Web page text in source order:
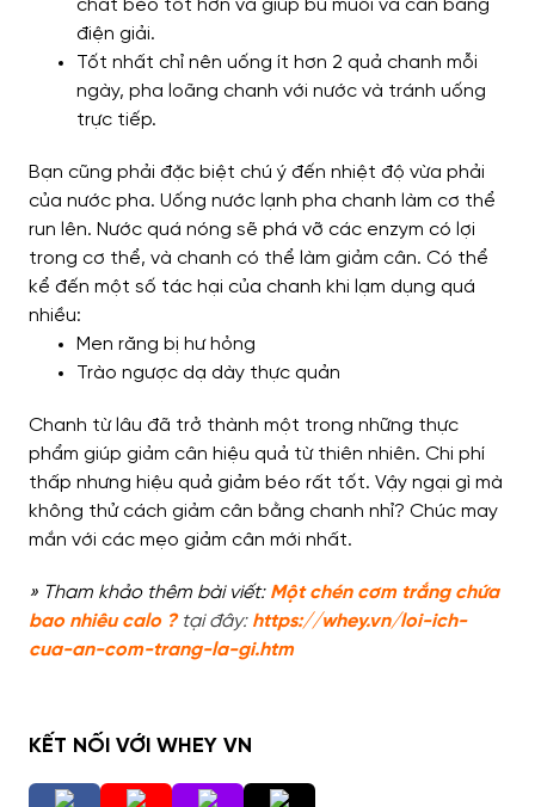
chất béo tốt hơn và giúp bù muối và cân bằng
điện giải.
Tốt nhất chỉ nên uống ít hơn 2 quả chanh mỗi
ngày, pha loãng chanh với nước và tránh uống
trực tiếp.
Bạn cũng phải đặc biệt chú ý đến nhiệt độ vừa phải
của nước pha. Uống nước lạnh pha chanh làm cơ thể
run lên. Nước quá nóng sẽ phá vỡ các enzym có lợi
trong cơ thể, và chanh có thể làm giảm cân. Có thể
kể đến một số tác hại của chanh khi lạm dụng quá
nhiều:
Men răng bị hư hỏng
Trào ngược dạ dày thực quản
Chanh từ lâu đã trở thành một trong những thực
phẩm giúp giảm cân hiệu quả từ thiên nhiên. Chi phí
thấp nhưng hiệu quả giảm béo rất tốt. Vậy ngại gì mà
không thử cách giảm cân bằng chanh nhỉ? Chúc may
mắn với các mẹo giảm cân mới nhất.
» Tham khảo thêm bài viết: Một chén cơm trắng chứa
bao nhiêu calo ?tại đây: https://whey.vn/loi-ich-
cua-an-com-trang-la-gi.htm
KẾT NỐI VỚI WHEY VN